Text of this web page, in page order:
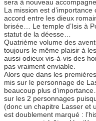
sera à nouveau
La mission est
accord entre les dieux
brisée… Le temple d’Isis à
statut de la déesse…
Quatrième volume des
toujours le même plaisir à
aussi odieux vis-à-vis des
pas vraiment enviable.
Alors que dans les
mis sur le personnage de
beaucoup plus
sur les 2 personnages
(donc un chapitre Lasser et
est doublement marqué :